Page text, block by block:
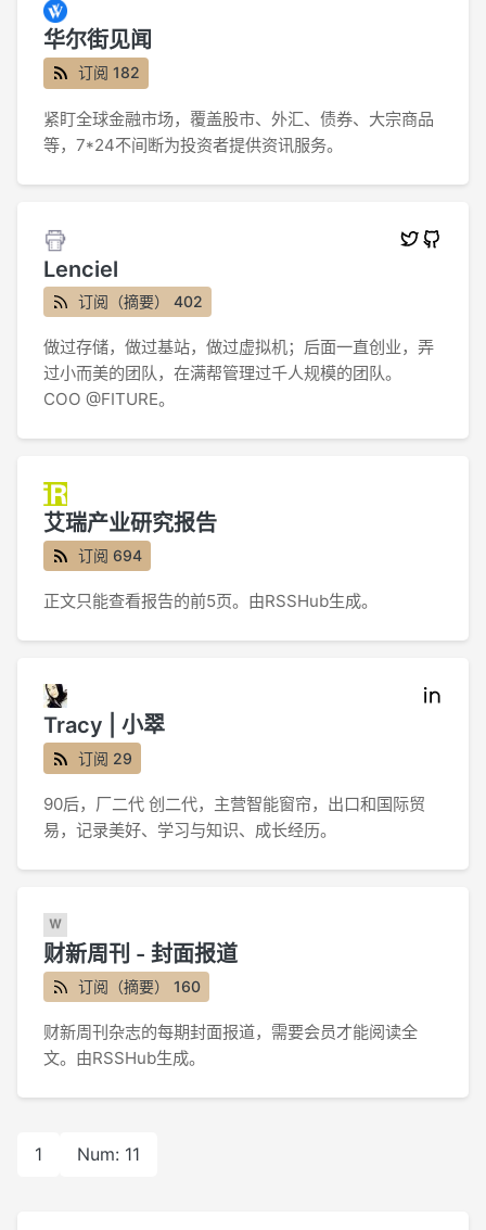
华尔街见闻
订阅 182
紧盯全球金融市场，覆盖股市、外汇、债券、大宗商品
等，7*24不间断为投资者提供资讯服务。
Lenciel
订阅（摘要） 402
做过存储，做过基站，做过虚拟机；后面一直创业，弄
过小而美的团队，在满帮管理过千人规模的团队。
COO @FITURE。
艾瑞产业研究报告
订阅 694
正文只能查看报告的前5页。由RSSHub生成。
Tracy | 小翠
订阅 29
90后，厂二代 创二代，主营智能窗帘，出口和国际贸
易，记录美好、学习与知识、成长经历。
财新周刊 - 封面报道
订阅（摘要） 160
财新周刊杂志的每期封面报道，需要会员才能阅读全
文。由RSSHub生成。
1 Num: 11